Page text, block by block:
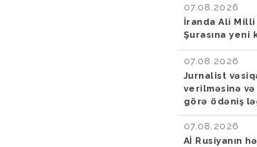
07.08.2026
İranda Ali
Şurasına
07.08.2026
Jurnalist
verilməsinə
görə ödəniş
07.08.2026
Aİ Rusiyanın